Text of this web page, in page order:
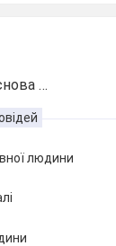
…
людини